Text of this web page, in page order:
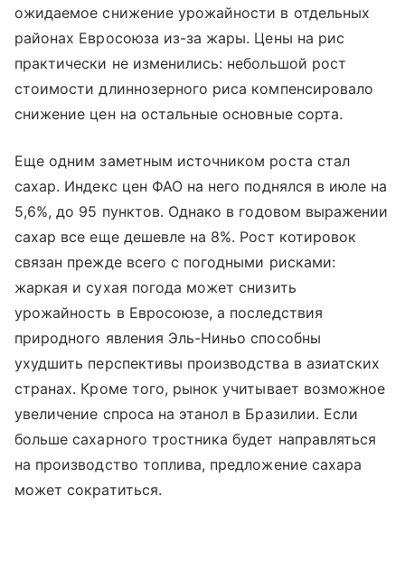
ожидаемое снижение урожайности в отдельных
районах Евросоюза из-за жары. Цены на рис
практически не изменились: небольшой рост
стоимости длиннозерного риса компенсировало
снижение цен на остальные основные сорта.
Еще одним заметным источником роста стал
сахар. Индекс цен ФАО на него поднялся в июле на
5,6%, до 95 пунктов. Однако в годовом выражении
сахар все еще дешевле на 8%. Рост котировок
связан прежде всего с погодными рисками:
жаркая и сухая погода может снизить
урожайность в Евросоюзе, а последствия
природного явления Эль-Ниньо способны
ухудшить перспективы производства в азиатских
странах. Кроме того, рынок учитывает возможное
увеличение спроса на этанол в Бразилии. Если
больше сахарного тростника будет направляться
на производство топлива, предложение сахара
может сократиться.